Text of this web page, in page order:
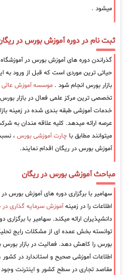
میشود .
ثبت نام در دوره آموزش بورس در
گذراندن دوره های آموزش بورس در
حیاتی ترین موردی است که قبل از ورود به
بازار بورس انجام شود . موسسه آموزش عالی
تخصصی ترین مرکز علمی فعال در بازار
خدمات آموزشی طبقه بندی شده در زمینه
عرصه ارائه میدهد. کلیه علاقه مندان به
میتوانند مطابق با چارت آموزشی بورس ،
آموزش بورس در ریگان اقدام نمایند.
مباحث آموزشی بورس در ریگان
سهامیر با برگزاری دوره های آموزش بورس
اطلاعات را در زمینهآموزش سرمایه گذاری در
دانشپذیران ارائه میکند. سهامیر با
توانسته بخش عمده ای از مشکلات رایج
بورس را کاهش دهد. فعالیت در بازار بورس
اطلاعات آموزشی صحیح و استاندارد در
مقاصد تجاری در سطح کشور و اینترنت